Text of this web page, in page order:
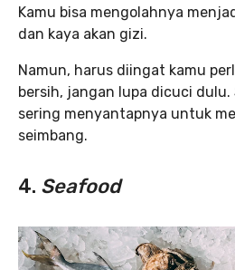
Kamu bisa mengolahnya
dan kaya akan gizi.
Namun, harus diingat kamu
bersih, jangan lupa dicuci
sering menyantapnya untuk
seimbang.
4. Seafood